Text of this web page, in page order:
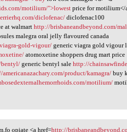
motilium/">lowest price for motilium</
diclofenac/ diclofenac100
at walmarthttp://brisbaneandbeyond.com/
malegra oral jelly flavoured canada
gold-vigour/ generic viagra gold vigour
atomoxetine shoppers drug mart price
bentyl/generic bentyl salehttp://
americanazachary.com/product/kamagra/ buy
motilium/
opiate <a href=http://